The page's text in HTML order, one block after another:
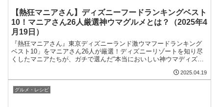
【熱狂マニアさん】ディズニーフードランキングベスト
10！マニアさん26人厳選神ウマグルメとは？（2025年4
月19日）
『熱狂マニアさん』東京ディズニーランド激ウマフードランキング
ベスト10」をマニアさん26人が厳選！ディズニーリゾートを知り尽
くしたマニアたちが、ガチで選んだ“本当においしい神ウマディズニ
2025.04.19
グルメ・レシピ